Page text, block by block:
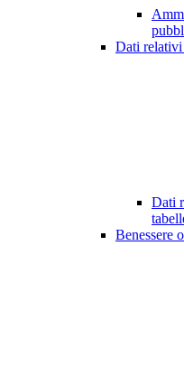
Dati relativi
Dati
Benessere